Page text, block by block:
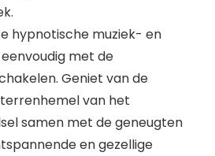
hypnotische muziek- en
met de
Geniet van de
van het
samen met de geneugten
en gezellige